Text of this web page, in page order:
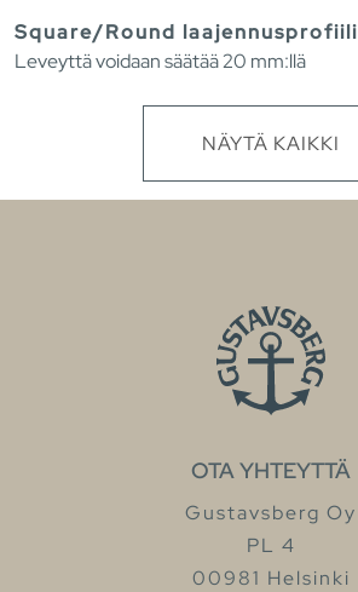
Square/Round laajennusprofiili
Leveyttä voidaan säätää 20 mm:llä
NÄYTÄ KAIKKI
OTA YHTEYTTÄ
Gustavsberg Oy
PL 4
00981 Helsinki